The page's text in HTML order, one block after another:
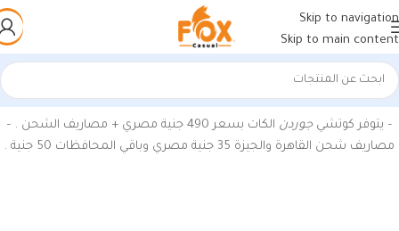
Skip to navigation
Skip to main content
الرئيسية/منتجات تحت الوسم “كوتشيات جوردن”
عرض النتيجة الوحيدة
– يتوفر كوتشيجوردن
الكات بسعر 490 جنية مصري + مصاريف الشحن . –
مصاريف شحن القاهرة والجيزة 35 جنية مصري وباقي المحافظات 50 جنية .